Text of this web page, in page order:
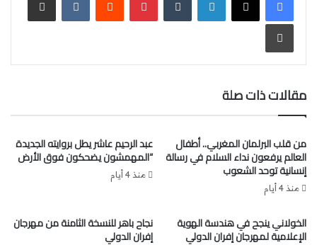
وتناولت مداخلات المشاركات والمشاركين تشخيصًا عامًا
الوقوف على أبرز الإكراهات المرتبطة بالبنيات التحتية، وكذا
الخصاص المسجل في الموارد البشرية اللازمة لتدبير هذه
مقالات ذات صلة
من قلب البرلمان المغربي.. أطفال
العالم يرفعون نداء السلام في رسالة
إنسانية توحد الشعوب
منذ 4 أيام
عبد الرحيم عاشر يطل بروايته الجديدة
“المهمشون يضحكون فوق الأرض
منذ 4 أيام
الخولاني ينجح في هندسة الهوية
الإعلامية لمهرجان إفران الدولي
نجاح باهر للنسخة الثامنة من مهرجان
إفران الدولي